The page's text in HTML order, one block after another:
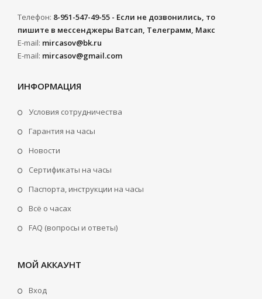
Телефон: 8-951-547-49-55 - Если не дозвонились, то
пишите в мессенджеры Ватсап, Телеграмм, Макс
E-mail: mircasov@bk.ru
E-mail: mircasov@gmail.com
ИНФОРМАЦИЯ
Условия сотрудничества
Гарантия на часы
Новости
Сертификаты на часы
Паспорта, инструкции на часы
Всё о часах
FAQ (вопросы и ответы)
МОЙ АККАУНТ
Вход